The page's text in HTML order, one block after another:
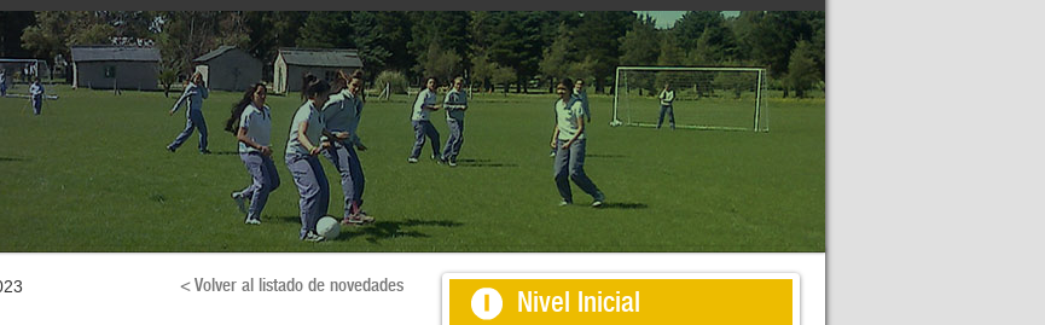
< Volver al listado de novedades Nivel Inicial